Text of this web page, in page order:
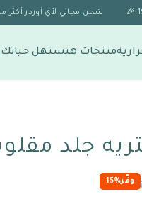
شحن مجاني لأي أوردر أكتر من 1199 جنيه 🚚✨
منتجات هتستهل حياتك
جلد
وفّر15%